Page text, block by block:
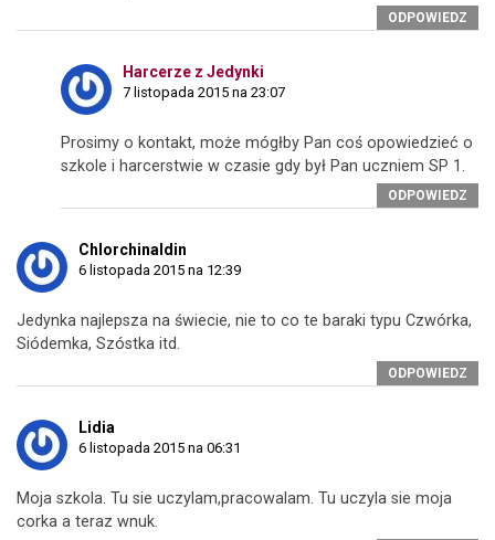
ODPOWIEDZ
Harcerze z Jedynki
7 listopada 2015 na 23:07
Prosimy o kontakt, może mógłby Pan coś opowiedzieć o
szkole i harcerstwie w czasie gdy był Pan uczniem SP 1.
ODPOWIEDZ
Chlorchinaldin
6 listopada 2015 na 12:39
Jedynka najlepsza na świecie, nie to co te baraki typu Czwórka,
Siódemka, Szóstka itd.
ODPOWIEDZ
Lidia
6 listopada 2015 na 06:31
Moja szkola. Tu sie uczylam,pracowalam. Tu uczyla sie moja
corka a teraz wnuk.